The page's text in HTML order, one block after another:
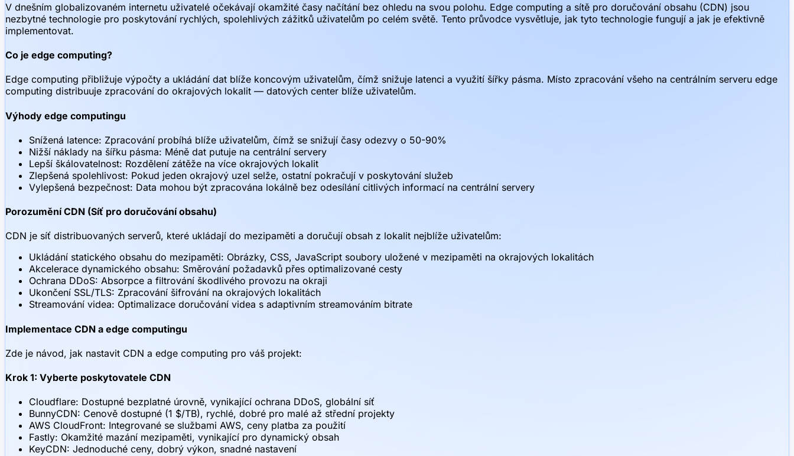
V dnešním globalizovaném internetu uživatelé očekávají okamžité časy načítání bez ohledu na svou polohu. Edge computing a sítě pro doručování obsahu (CDN) jsou
nezbytné technologie pro poskytování rychlých, spolehlivých zážitků uživatelům po celém světě. Tento průvodce vysvětluje, jak tyto technologie fungují a jak je efektivně
implementovat.
Co je edge computing?
Edge computing přibližuje výpočty a ukládání dat blíže koncovým uživatelům, čímž snižuje latenci a využití šířky pásma. Místo zpracování všeho na centrálním serveru edge
computing distribuuje zpracování do okrajových lokalit — datových center blíže uživatelům.
Výhody edge computingu
Snížená latence: Zpracování probíhá blíže uživatelům, čímž se snižují časy odezvy o 50-90%
Nižší náklady na šířku pásma: Méně dat putuje na centrální servery
Lepší škálovatelnost: Rozdělení zátěže na více okrajových lokalit
Zlepšená spolehlivost: Pokud jeden okrajový uzel selže, ostatní pokračují v poskytování služeb
Vylepšená bezpečnost: Data mohou být zpracována lokálně bez odesílání citlivých informací na centrální servery
Porozumění CDN (Síť pro doručování obsahu)
CDN je síť distribuovaných serverů, které ukládají do mezipaměti a doručují obsah z lokalit nejblíže uživatelům:
Ukládání statického obsahu do mezipaměti: Obrázky, CSS, JavaScript soubory uložené v mezipaměti na okrajových lokalitách
Akcelerace dynamického obsahu: Směrování požadavků přes optimalizované cesty
Ochrana DDoS: Absorpce a filtrování škodlivého provozu na okraji
Ukončení SSL/TLS: Zpracování šifrování na okrajových lokalitách
Streamování videa: Optimalizace doručování videa s adaptivním streamováním bitrate
Implementace CDN a edge computingu
Zde je návod, jak nastavit CDN a edge computing pro váš projekt:
Krok 1: Vyberte poskytovatele CDN
Cloudflare: Dostupné bezplatné úrovně, vynikající ochrana DDoS, globální síť
BunnyCDN: Cenově dostupné (1 $/TB), rychlé, dobré pro malé až střední projekty
AWS CloudFront: Integrované se službami AWS, ceny platba za použití
Fastly: Okamžité mazání mezipaměti, vynikající pro dynamický obsah
KeyCDN: Jednoduché ceny, dobrý výkon, snadné nastavení